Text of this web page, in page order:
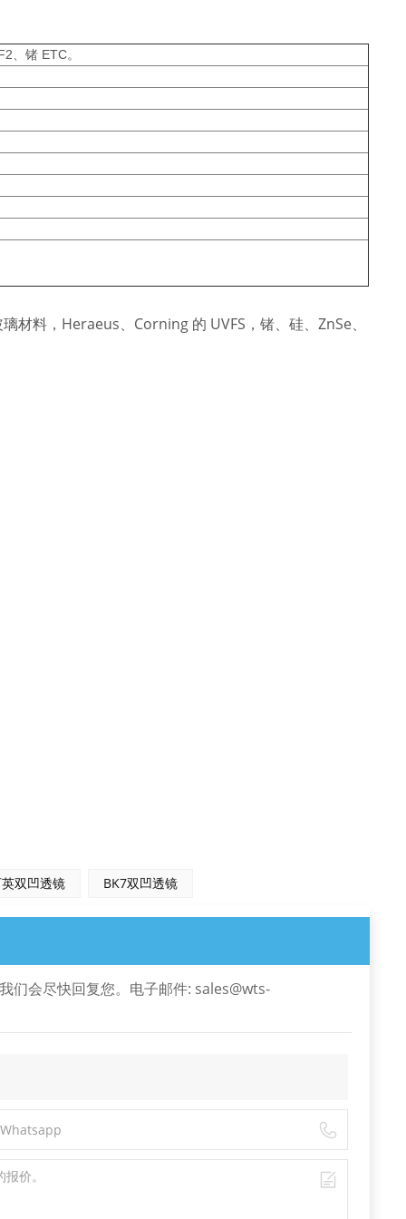
、锗 ETC。
料，Heraeus、Corning 的 UVFS，锗、硅、ZnSe、
双凹透镜 BK7双凹透镜
们会尽快回复您。电子邮件: sales@wts-